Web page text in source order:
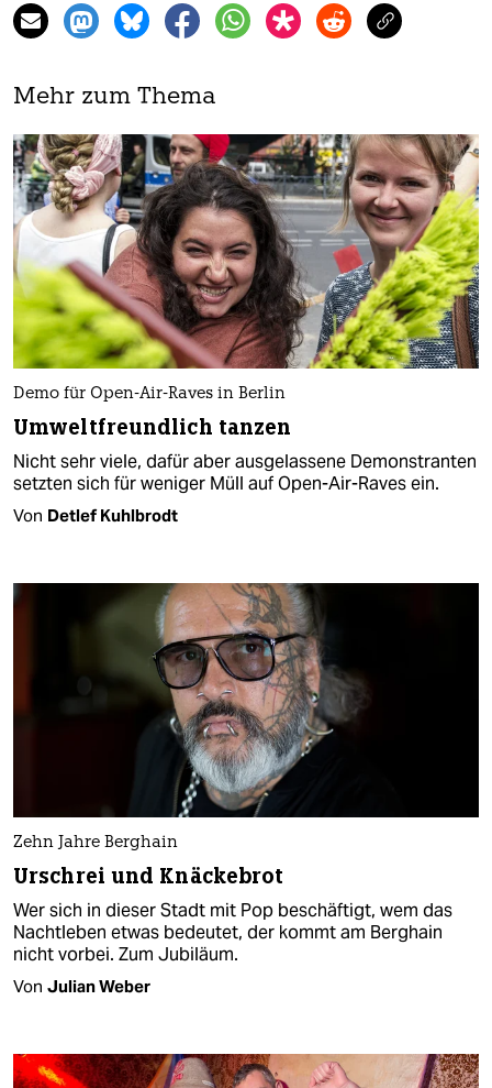
Mehr zum Thema
Demo für Open-Air-Raves in Berlin
Umweltfreundlich tanzen
Nicht sehr viele, dafür aber ausgelassene Demonstranten
setzten sich für weniger Müll auf Open-Air-Raves ein.
Von Detlef Kuhlbrodt
Zehn Jahre Berghain
Urschrei und Knäckebrot
Wer sich in dieser Stadt mit Pop beschäftigt, wem das
Nachtleben etwas bedeutet, der kommt am Berghain
nicht vorbei. Zum Jubiläum.
Von Julian Weber